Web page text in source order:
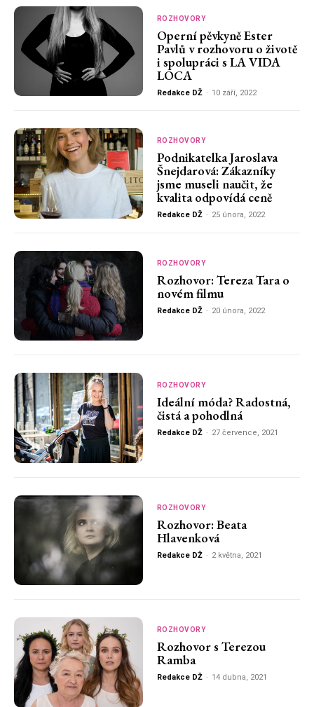
ROZHOVORY
Operní pěvkyně Ester
Pavlů v rozhovoru o životě
i spolupráci s LA VIDA
LOCA
Redakce DŽ - 10 září, 2022
ROZHOVORY
Podnikatelka Jaroslava
Šnejdarová: Zákazníky
jsme museli naučit, že
kvalita odpovídá ceně
Redakce DŽ - 25 února, 2022
ROZHOVORY
Rozhovor: Tereza Tara o
novém filmu
Redakce DŽ - 20 února, 2022
ROZHOVORY
Ideální móda? Radostná,
čistá a pohodlná
Redakce DŽ - 27 července, 2021
ROZHOVORY
Rozhovor: Beata
Hlavenková
Redakce DŽ - 2 května, 2021
ROZHOVORY
Rozhovor s Terezou
Ramba
Redakce DŽ - 14 dubna, 2021